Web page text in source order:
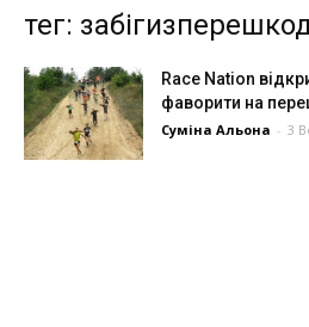
тег:
Race Nation
фаворити на
Суміна Альона - 3